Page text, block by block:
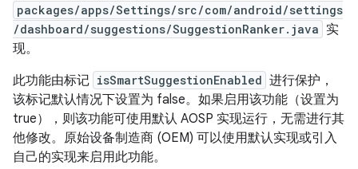
packages/apps/Settings/src/com/android/settings
/dashboard/suggestions/SuggestionRanker.java 实
现。
此功能由标记 isSmartSuggestionEnabled 进行保护，
该标记默认情况下设置为 false。如果启用该功能（设置为
true），则该功能可使用默认 AOSP 实现运行，无需进行其
他修改。原始设备制造商 (OEM) 可以使用默认实现或引入
自己的实现来启用此功能。